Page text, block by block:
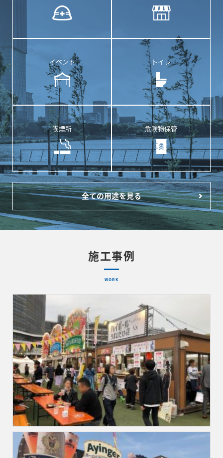
イベント トイレ
喫煙所 危険物保管
全ての用途を見る
施工事例
WORK